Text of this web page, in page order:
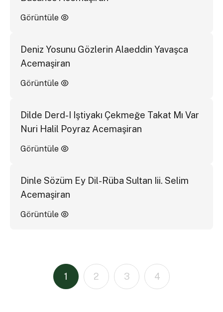
Görüntüle
Deniz Yosunu Gözlerin Alaeddin Yavaşca
Acemaşiran
Görüntüle
Dilde Derd-I Iştiyakı Çekmeğe Takat Mı Var
Nuri Halil Poyraz Acemaşiran
Görüntüle
Dinle Sözüm Ey Dil-Rüba Sultan Iii. Selim
Acemaşiran
Görüntüle
1 2 3 4